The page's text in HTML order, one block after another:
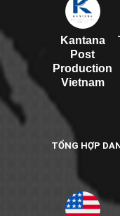
Kantana
Post
Production
Vietnam
TỔNG HỢP